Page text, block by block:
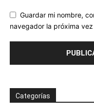
Guardar mi nombre,
navegador la próxima
Categorías